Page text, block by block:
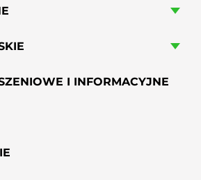
I INFORMACYJNE